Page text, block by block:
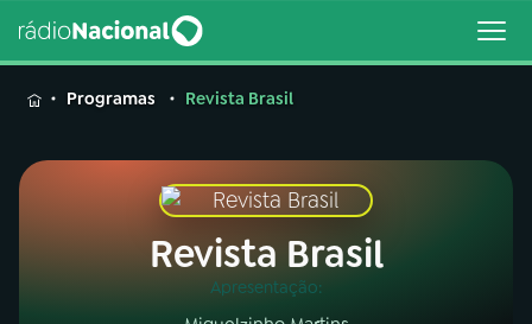
MENU
Buscar
Programas Revista Brasil
Revista Brasil
Apresentação: